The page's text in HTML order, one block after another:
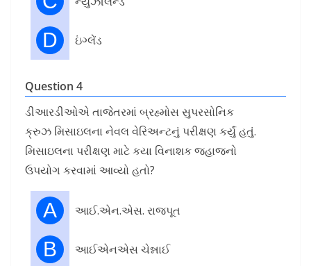
D ઇંગ્લેંડ
Question 4
ડીઆરડીઓએ તાજેતરમાં બ્રહ્મોસ સુપરસોનિક
ક્રુઝ મિસાઇલના નેવલ વેરિઅન્ટનું પરીક્ષણ કર્યું હતું.
મિસાઇલના પરીક્ષણ માટે કયા વિનાશક જહાજનો
ઉપયોગ કરવામાં આવ્યો હતો?
A આઈ.એન.એસ. રાજપૂત
B આઈએનએસ ચેન્નાઈ